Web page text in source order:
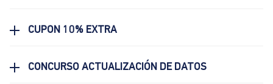
CUPON 10% EXTRA
CONCURSO ACTUALIZACIÓN DE DATOS